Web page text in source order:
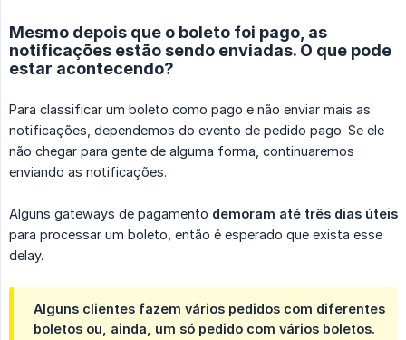
Mesmo depois que o boleto foi pago, as
notificações estão sendo enviadas. O que pode
estar acontecendo?
Para classificar um boleto como pago e não enviar mais as
notificações, dependemos do evento de pedido pago. Se ele
não chegar para gente de alguma forma, continuaremos
enviando as notificações.
Alguns gateways de pagamento demoram até três dias úteis
para processar um boleto, então é esperado que exista esse
delay.
Alguns clientes fazem vários pedidos com diferentes
boletos ou, ainda, um só pedido com vários boletos.